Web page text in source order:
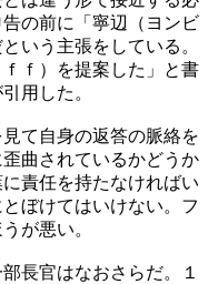
の前に「寧辺（ヨンビ
いう主張をしている。
ｆ）を提案した」と書
用した。
て自身の返答の脈絡を
曲されているかどうか
責任を持たなければい
ぼけてはいけない。フ
が悪い。
長官はなおさらだ。１